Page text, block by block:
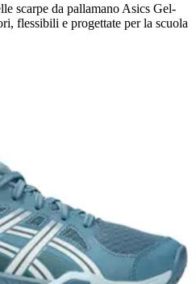
scarpe da pallamano Asics Gel-
flessibili e progettate per la scuola